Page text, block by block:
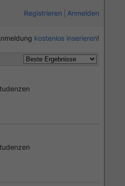
Registrieren Anmelden
kostenlos inserieren!